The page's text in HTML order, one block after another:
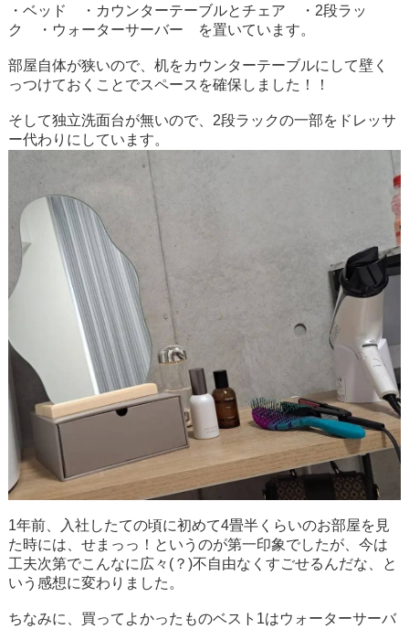
・ベッド ・カウンターテーブルとチェア ・2段ラッ
ク ・ウォーターサーバー を置いています。
部屋自体が狭いので、机をカウンターテーブルにして壁く
っつけておくことでスペースを確保しました！！
そして独立洗面台が無いので、2段ラックの一部をドレッサ
ー代わりにしています。
1年前、入社したての頃に初めて4畳半くらいのお部屋を見
た時には、せまっっ！というのが第一印象でしたが、今は
工夫次第でこんなに広々(？)不自由なくすごせるんだな、と
いう感想に変わりました。
ちなみに、買ってよかったものベスト1はウォーターサーバ